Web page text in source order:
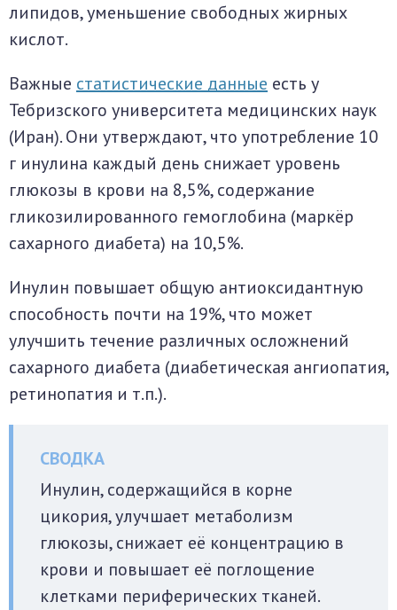
липидов, уменьшение свободных жирных
кислот.
Важные статистические данные есть у
Тебризского университета медицинских наук
(Иран). Они утверждают, что употребление 10
г инулина каждый день снижает уровень
глюкозы в крови на 8,5%, содержание
гликозилированного гемоглобина (маркёр
сахарного диабета) на 10,5%.
Инулин повышает общую антиоксидантную
способность почти на 19%, что может
улучшить течение различных осложнений
сахарного диабета (диабетическая ангиопатия,
ретинопатия и т.п.).
Инулин, содержащийся в корне
цикория, улучшает метаболизм
глюкозы, снижает её концентрацию в
крови и повышает её поглощение
клетками периферических тканей.